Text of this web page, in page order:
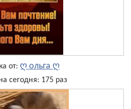
от: ღ ольга ღ
сегодня: 175 раз